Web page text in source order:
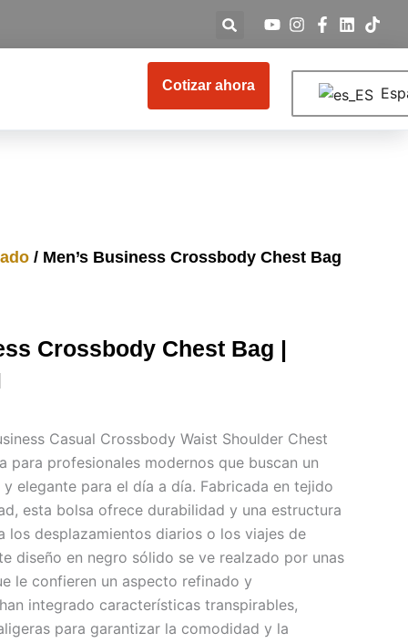
Cotizar ahora
/ Men’s Business Crossbody Chest Bag
Crossbody Chest Bag |
Casual Crossbody Waist Shoulder Chest
para profesionales modernos que buscan un
elegante para el día a día. Fabricada en tejido
esta bolsa ofrece durabilidad y una estructura
los desplazamientos diarios o los viajes de
diseño en negro sólido se ve realzado por unas
le confieren un aspecto refinado y
integrado características transpirables,
para garantizar la comodidad y la